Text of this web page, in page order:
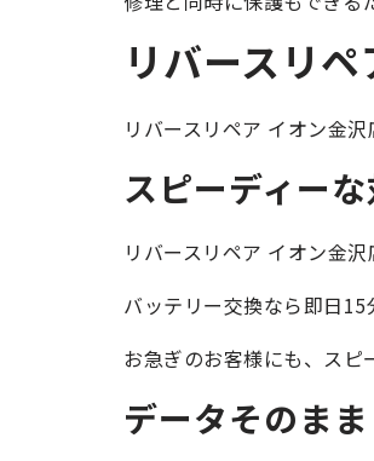
リバースリ
リバースリペア イオン金沢
スピーディー
リバースリペア イオン金沢
バッテリー交換なら即日15
お急ぎのお客様にも、スピ
データそのまま